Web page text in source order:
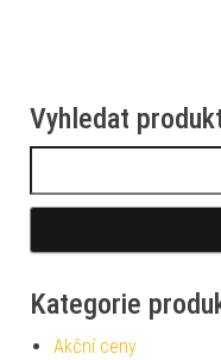
Vyhledat
Kategorie
Akční ceny